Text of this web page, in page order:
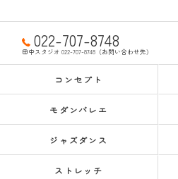
022-707-8748
田中スタジオ 022-707-8748（お問い合わせ先）
コンセプト
モダンバレエ
ジャズダンス
ストレッチ